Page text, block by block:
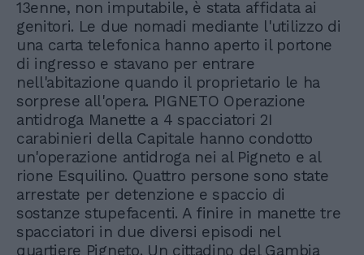
13enne, non imputabile, è stata affidata ai
genitori. Le due nomadi mediante l'utilizzo di
una carta telefonica hanno aperto il portone
di ingresso e stavano per entrare
nell'abitazione quando il proprietario le ha
sorprese all'opera. PIGNETO Operazione
antidroga Manette a 4 spacciatori 2I
carabinieri della Capitale hanno condotto
un'operazione antidroga nei al Pigneto e al
rione Esquilino. Quattro persone sono state
arrestate per detenzione e spaccio di
sostanze stupefacenti. A finire in manette tre
spacciatori in due diversi episodi nel
quartiere Pigneto. Un cittadino del Gambia